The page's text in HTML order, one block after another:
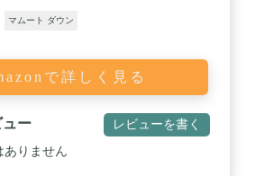
マムート ダウン
で詳しく見る
ー レビューを書く
ありません